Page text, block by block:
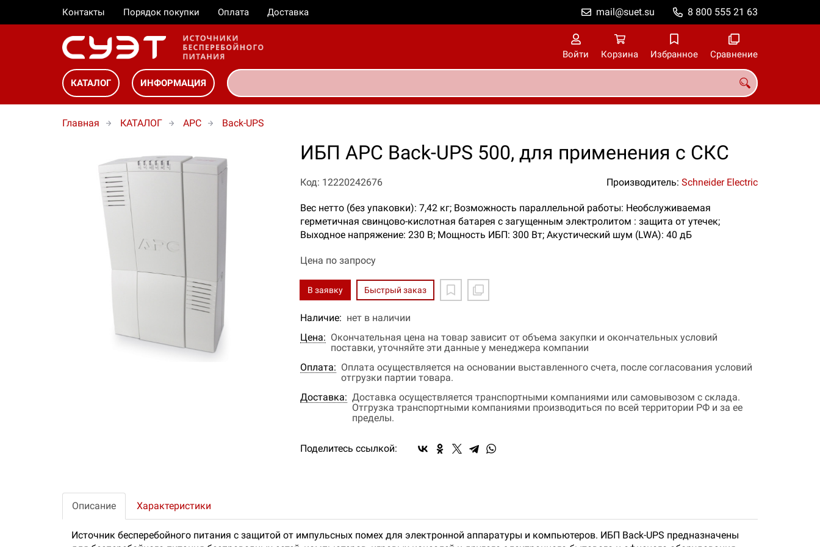
Контакты Порядок покупки Оплата Доставка 8 800 555 21 63
mail@suet.su
Войти Корзина Избранное Сравнение
КАТАЛОГ ИНФОРМАЦИЯ
Главная КАТАЛОГ APC Back-UPS
ИБП APC Back-UPS 500, для применения с СКС
Код: 12220242676 Производитель: Schneider Electric
Вес нетто (без упаковки): 7,42 кг; Возможность параллельной работы: Необслуживаемая
герметичная свинцово-кислотная батарея с загущенным электролитом : защита от утечек;
Выходное напряжение: 230 В; Мощность ИБП: 300 Вт; Акустический шум (LWA): 40 дБ
Цена по запросу
В заявку Быстрый заказ
Наличие: нет в наличии
Цена: Окончательная цена на товар зависит от объема закупки и окончательных условий
поставки, уточняйте эти данные у менеджера компании
Оплата: Оплата осуществляется на основании выставленного счета, после согласования условий
отгрузки партии товара.
Доставка: Доставка осуществляется транспортными компаниями или самовывозом с склада.
Отгрузка транспортными компаниями производиться по всей территории РФ и за ее
пределы.
Поделитесь ссылкой:
Описание Характеристики
Источник бесперебойного питания с защитой от импульсных помех для электронной аппаратуры и компьютеров. ИБП Back-UPS предназначены